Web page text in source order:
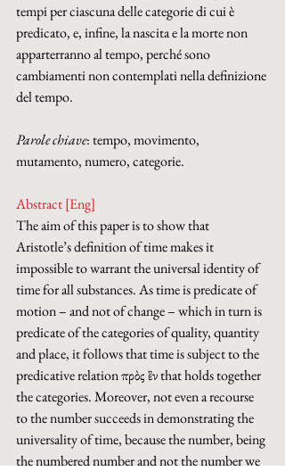
tempi per ciascuna delle categorie di cui è
predicato, e, infine, la nascita e la morte non
apparterranno al tempo, perché sono
cambiamenti non contemplati nella definizione
del tempo.
Parole chiave: tempo, movimento,
mutamento, numero, categorie.
Abstract [Eng]
The aim of this paper is to show that
Aristotle’s definition of time makes it
impossible to warrant the universal identity of
time for all substances. As time is predicate of
motion – and not of change – which in turn is
predicate of the categories of quality, quantity
and place, it follows that time is subject to the
predicative relation πρὸς ἓν that holds together
the categories. Moreover, not even a recourse
to the number succeeds in demonstrating the
universality of time, because the number, being
the numbered number and not the number we